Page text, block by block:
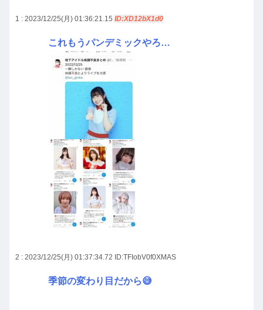
1 : 2023/12/25(月) 01:36:21.15 ID:XD12bX1d0
これもうパンデミックやろ…
2 : 2023/12/25(月) 01:37:34.72 ID:TFIobV0f0XMAS
季節の変わり目だから😅